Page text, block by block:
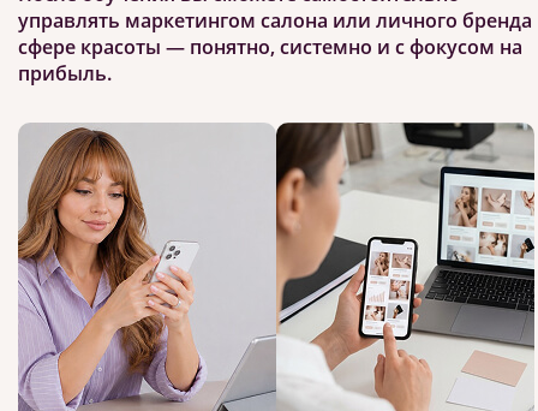
управлять маркетингом салона или личного бренда
сфере красоты — понятно, системно и с фокусом на
прибыль.